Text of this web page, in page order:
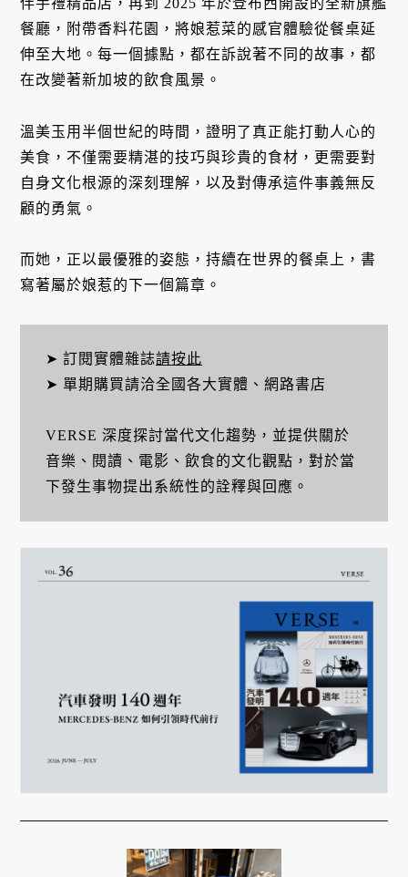
伴手禮精品店，再到 2025 年於登布西開設的全新旗艦
餐廳，附帶香料花園，將娘惹菜的感官體驗從餐桌延
伸至大地。每一個據點，都在訴說著不同的故事，都
在改變著新加坡的飲食風景。
溫美玉用半個世紀的時間，證明了真正能打動人心的
美食，不僅需要精湛的技巧與珍貴的食材，更需要對
自身文化根源的深刻理解，以及對傳承這件事義無反
顧的勇氣。
而她，正以最優雅的姿態，持續在世界的餐桌上，書
寫著屬於娘惹的下一個篇章。
➤ 訂閱實體雜誌請按此
➤ 單期購買請洽全國各大實體、網路書店
VERSE 深度探討當代文化趨勢，並提供關於
音樂、閱讀、電影、飲食的文化觀點，對於當
下發生事物提出系統性的詮釋與回應。